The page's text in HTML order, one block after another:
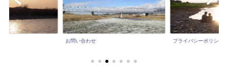
お問い合わせ プライバシーポリシー